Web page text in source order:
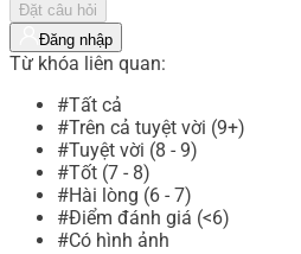
Đặt câu hỏi
Đăng nhập
Từ khóa liên quan:
#Tất cả
#Trên cả tuyệt vời (9+)
#Tuyệt vời (8 - 9)
#Tốt (7 - 8)
#Hài lòng (6 - 7)
#Điểm đánh giá (<6)
#Có hình ảnh